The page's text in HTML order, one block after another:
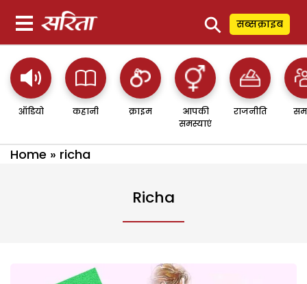
⚲ सब्सक्राइब
ऑडियो कहानी क्राइम
आपकी
समस्याएं
राजनीति
Home » richa
Richa